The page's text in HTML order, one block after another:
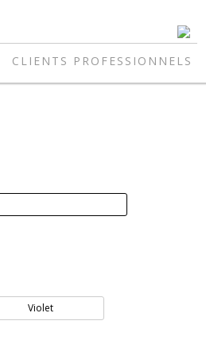
CLIENTS PROFESSIONNELS
Violet